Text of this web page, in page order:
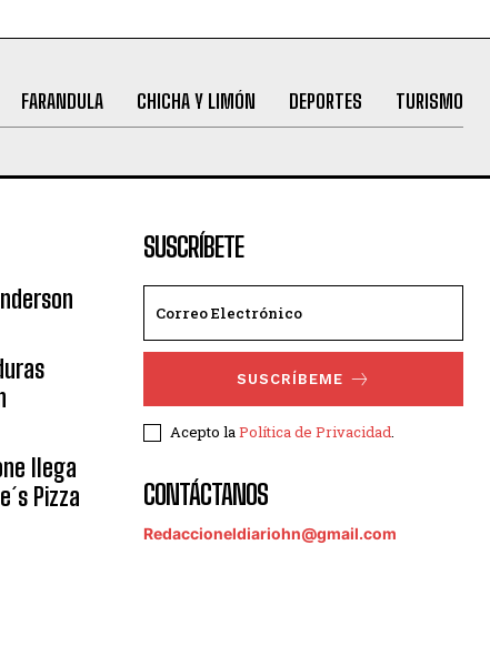
FARANDULA CHICHA Y LIMÓN DEPORTES TURISMO
llega
Pizza
SUSCRÍBETE
SUSCRÍBEME
Acepto laPolítica de Privacidad.
CONTÁCTANOS
Redaccioneldiariohn@gmail.com